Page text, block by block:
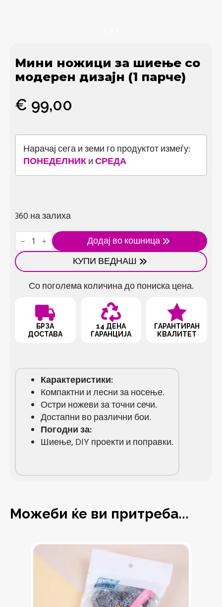
Мини ножици за шиење со
модерен дизајн (1 парче)
€ 99,00
Нарачај сега и земи го продуктот измеѓу:
ПОНЕДЕЛНИК и СРЕДА
360 на залиха
Мини
ножици
за
шиење
со
модерен
дизајн
парче)
количина
Додај во кошница
КУПИ ВЕДНАШ
Со поголема количина до пониска цена.
БРЗА
ДОСТАВА
14 ДЕНА
ГАРАНЦИЈА
ГАРАНТИРАН
КВАЛИТЕТ
Карактеристики:
Компактни и лесни за носење.
Остри ножеви за точни сечи.
Достапни во различни бои.
Погодни за:
Шиење, DIY проекти и поправки.
Можеби ќе ви притреба...